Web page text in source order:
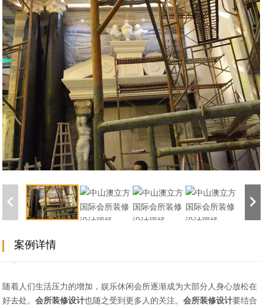
案例详情
随着人们生活压力的增加，娱乐休闲会所逐渐成为大部分人身心放松在
好去处。会所装修设计也随之受到更多人的关注。会所装修设计要结合